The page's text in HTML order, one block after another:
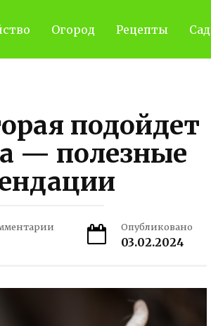
Огород Рецепты Сад
подойдет
— полезные
Опубликовано
03.02.2024